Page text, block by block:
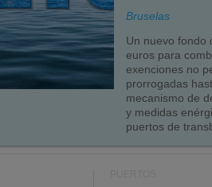
Bruselas
Un nuevo fondo
euros para
exenciones no
prorrogadas
mecanismo de
y medidas
puertos de